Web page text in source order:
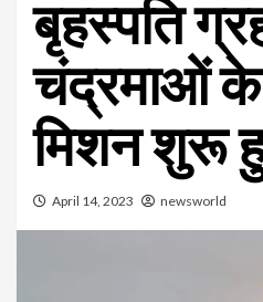
बृहस्पति
चंद्रमाओं
मिशन शुरू
April 14, 2023 newsworld